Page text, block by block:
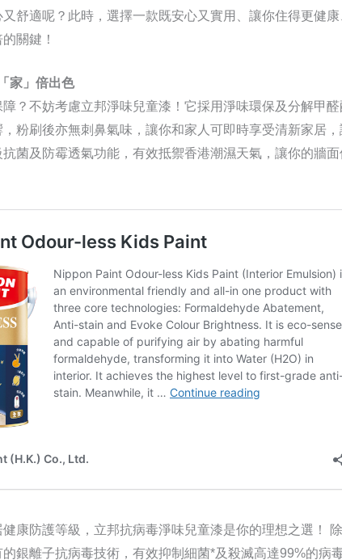
舒適呢？此時，選擇一款既安心又實用、讓你住得更健
關鍵！
家」倍出色
？不妨考慮立邦淨味兒童漆！它採用淨味環保及分解甲
粉刷後亦無刺鼻氣味，讓你和家人可即時享受清新家居，
菌及防霉透氣功能，有效抵禦香港潮濕天氣，讓你的牆
康防護等級，立邦抗病毒淨味兒童漆是你的理想之選！
銀離子抗病毒技術，有效抑制細菌*及殺滅高達99%的病